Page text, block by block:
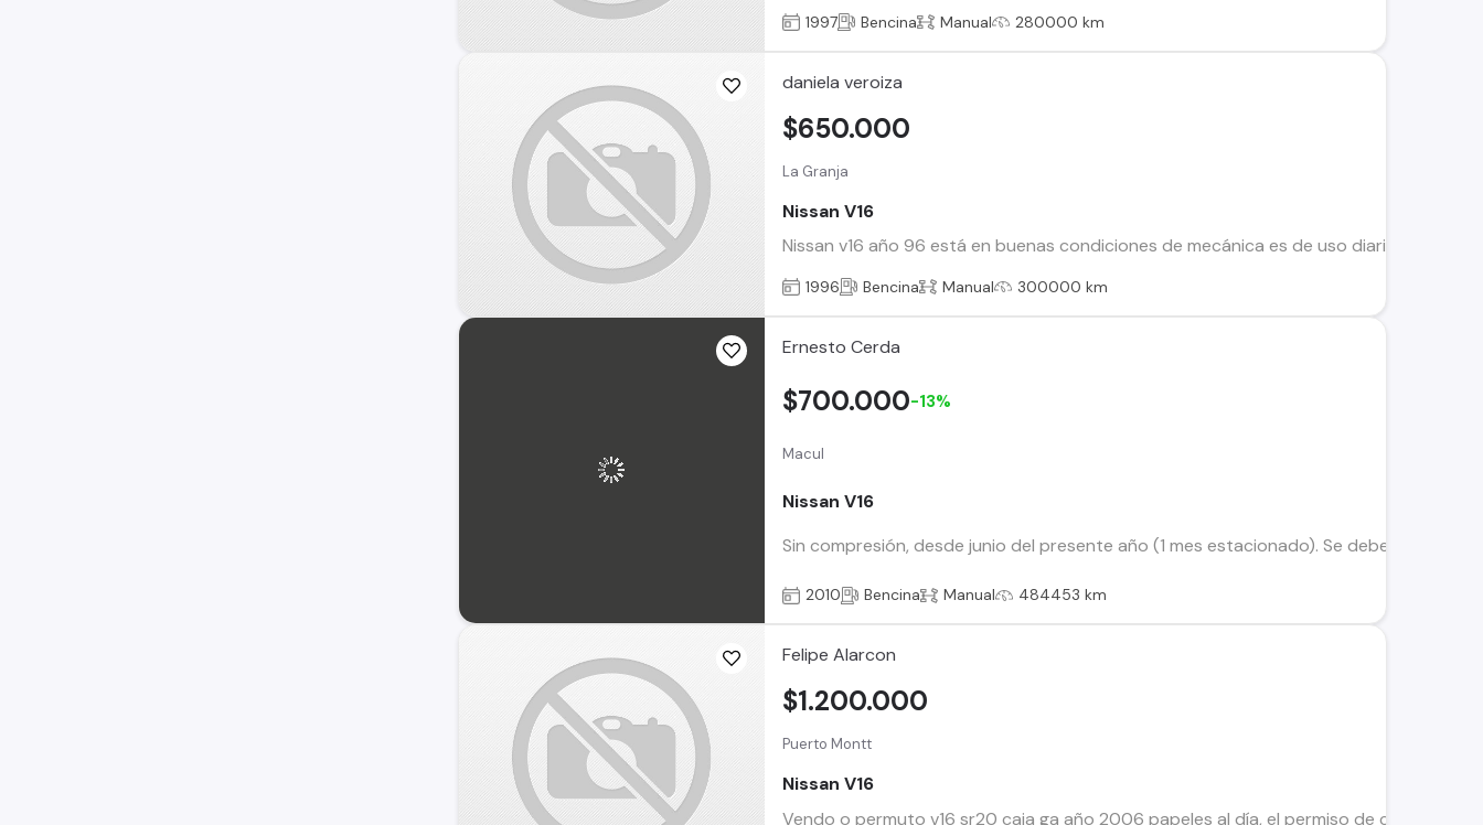
1997 Bencina Manual 280000 km
daniela veroiza
La Granja
Nissan V16
Nissan v16 año 96 está en buenas condiciones de mecánica es de uso diario con
$650.000
1996 Bencina Manual 300000 km
Ernesto Cerda
Macul
Nissan V16
Sin compresión, desde junio del presente año (1 mes estacionado). Se debe ajustar o
$700.000-13%
2010 Bencina Manual 484453 km
Felipe Alarcon
Puerto Montt
Nissan V16
Vendo o permuto v16 sr20 caja ga año 2006 papeles al día, el permiso de
$1.200.000